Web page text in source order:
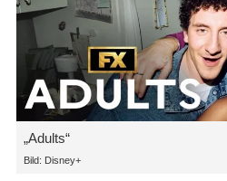
„Adults“
Bild: Disney+